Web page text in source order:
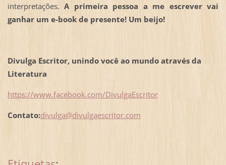
interpretações.A primeira pessoa a me escrever vai
ganhar um e-book de presente! Um beijo!
Divulga Escritor, unindo você ao mundo através da
Literatura
https://www.facebook.com/DivulgaEscritor
Contato:divulga@divulgaescritor.com